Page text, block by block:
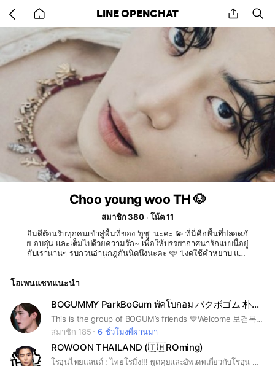
back
to
home
LINE OPENCHAT share
Choo young woo TH 🐶
สมาชิก 380
โน้ต 11
ยินดีต้อนรับทุกคนเข้าสู่พื้นที่ของ 'ฮูชู' นะคะ 💫 ที่นี่คือพื้นที่ปลอดภั
ย อบอุ่น และเต็มไปด้วยความรัก~ เพื่อให้บรรยากาศน่ารักแบบนี้อยู่
กับเรานานๆ รบกวนอ่านกฎกันนิดนึงนะคะ 🩵 1.งดใช้คำหยาบ และ
รือโปรโมทสินค้า/บริการใดๆ 4.ถ้าเจออะไรไม่โอเค เพื่อนๆ สามาร
นะคะ มาเติบโตและรักยองอูด้วยกันไปนานๆ เลยน้า 💞
โอเพนแชทแนะนำ
BOGUMMY ParkBoGum พัคโบกอม パクボゴム 朴宝剑 朴寶劍 박보검
This is the group of BOGUM’s friends 💙Welcome 보검복지부/โบกอมบ๊กจิบู and everyone who loves BOGUMMY💙 Let's share everything and talk about BOGUMMY 🥰God bless you ขอให้พระคุ้มครอง🙏🏻 [ by ordinary Thai🇹🇭 fans of #BOGUMMY #ParkBoGum #박보검 #พัคโบกอม #パクボゴム #朴宝剑 #朴寶劍 #보검복지부 #โบกอมบ๊กจิบู ]
สมาชิก 185
6 ชั่วโมงที่ผ่านมา
ROWOON THAILAND (🇹🇭ROming)
โรอุนไทยแลนด์ : ไทยโรมิ่ง!!! พูดคุยและอัพเดทเกี่ยวกับโรอุน คิมซอกอู 🤍🤏🏻